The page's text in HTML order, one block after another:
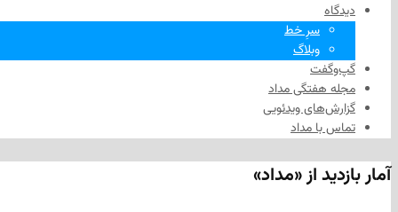
دیدگاه
سرِ خط
وبلاگ
گپ‌وگفت
مجله هفتگی مداد
گزارش‌های ویدئویی
تماس با مداد
آمار بازدید از «مداد»